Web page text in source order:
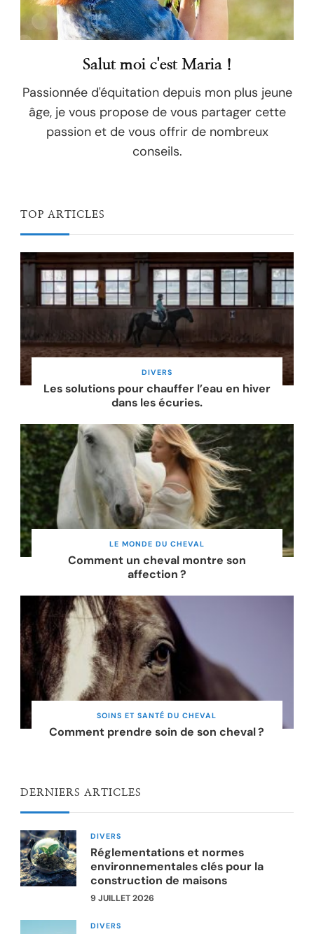
Salut moi c'est Maria !
Passionnée d'équitation depuis mon plus jeune
âge, je vous propose de vous partager cette
passion et de vous offrir de nombreux
conseils.
TOP ARTICLES
DIVERS
Les solutions pour chauffer l’eau en hiver
dans les écuries.
LE MONDE DU CHEVAL
Comment un cheval montre son
affection ?
SOINS ET SANTÉ DU CHEVAL
Comment prendre soin de son cheval ?
DERNIERS ARTICLES
DIVERS
Réglementations et normes
environnementales clés pour la
construction de maisons
9 JUILLET 2026
DIVERS